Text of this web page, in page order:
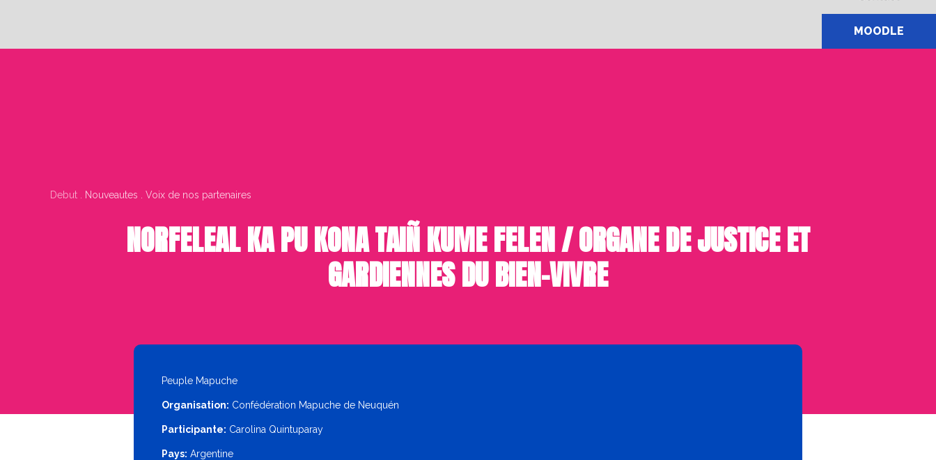
MOODLE
Debut . Nouveautes . Voix de nos partenaires
NORFELEAL KA PU KONA TAIÑ KUME FELEN / ORGANE DE JUSTICE ET
GARDIENNES DU BIEN-VIVRE
Peuple Mapuche
Organisation: Confédération Mapuche de Neuquén
Participante: Carolina Quintuparay
Pays: Argentine